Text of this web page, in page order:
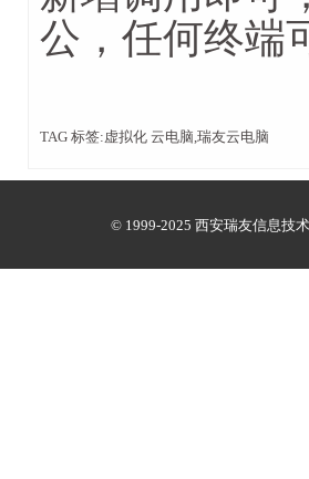
公，任何终端
TAG 标签:虚拟化 云电脑,瑞友云电脑
© 1999-2025 西安瑞友信息技